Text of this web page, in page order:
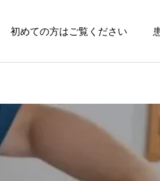
初めての方はご覧ください
骨格・関節調整と自宅
でできる運動指導